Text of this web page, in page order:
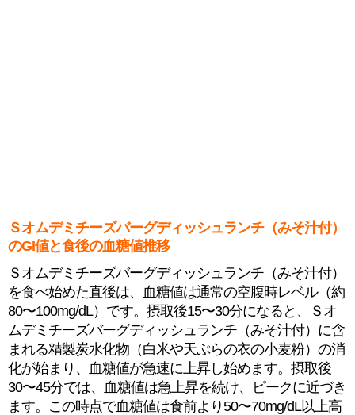
Ｓオムデミチーズバーグディッシュランチ（みそ汁付）
のGI値と食後の血糖値推移
Ｓオムデミチーズバーグディッシュランチ（みそ汁付）
を食べ始めた直後は、血糖値は通常の空腹時レベル（約
80〜100mg/dL）です。摂取後15〜30分になると、Ｓオ
ムデミチーズバーグディッシュランチ（みそ汁付）に含
まれる精製炭水化物（白米や天ぷらの衣の小麦粉）の消
化が始まり、血糖値が急速に上昇し始めます。摂取後
30〜45分では、血糖値は急上昇を続け、ピークに近づき
ます。この時点で血糖値は食前より50〜70mg/dL以上高